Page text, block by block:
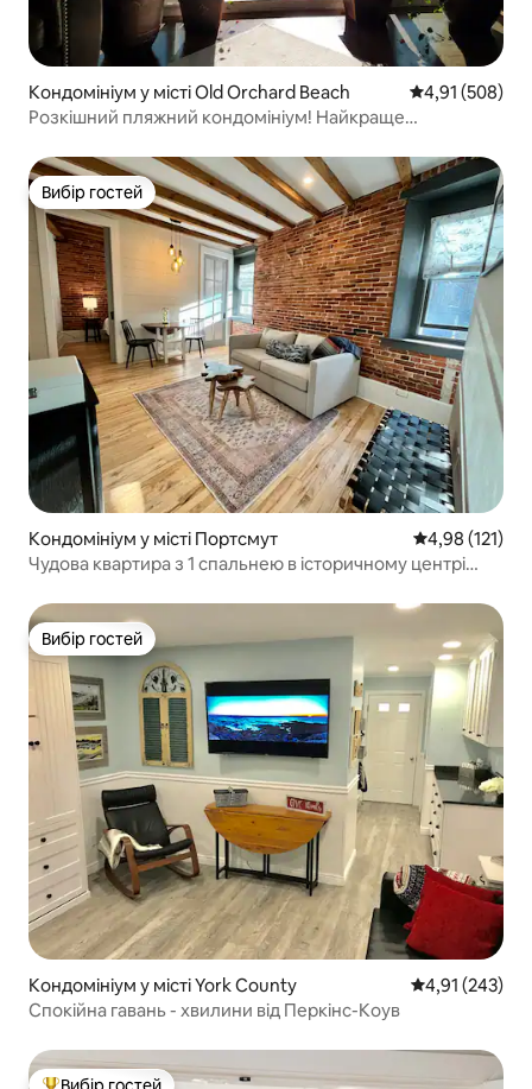
Кондомініум у місті Old Orchard Beach Середня
4,91 (508)
Розкішний пляжний кондомініум! Найкраще
Вибір гостей
Вибір гостей
Кондомініум у місті Портсмут Середня
4,98 (121)
Чудова квартира з 1 спальнею в історичному центрі
Вибір гостей
Вибір гостей
Кондомініум у місті York County Середня
4,91 (243)
Спокійна гавань - хвилини від Перкінс-Коув